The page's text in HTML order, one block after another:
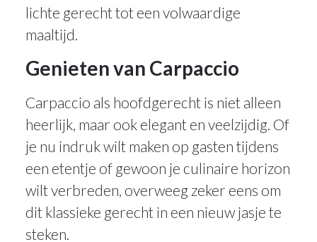
lichte gerecht tot een volwaardige
maaltijd.
Genieten van Carpaccio
Carpaccio als hoofdgerecht is niet alleen
heerlijk, maar ook elegant en veelzijdig. Of
je nu indruk wilt maken op gasten tijdens
een etentje of gewoon je culinaire horizon
wilt verbreden, overweeg zeker eens om
dit klassieke gerecht in een nieuw jasje te
steken.